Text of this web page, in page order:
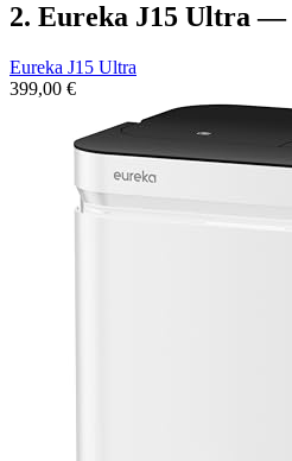
2. Eureka J15 Ultra
Eureka J15 Ultra
399,00 €